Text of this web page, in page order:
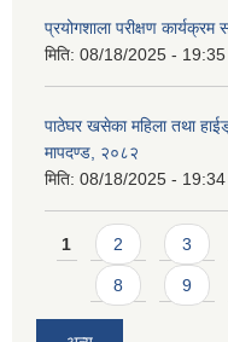
प्रयोगशाला परीक्षण कार्यक्रम
मिति: 08/18/2025 - 19:35
पाठेघर खसेका महिला तथा
मापदण्ड, २०८२
मिति: 08/18/2025 - 19:34
Pages
1 2 3
8 9